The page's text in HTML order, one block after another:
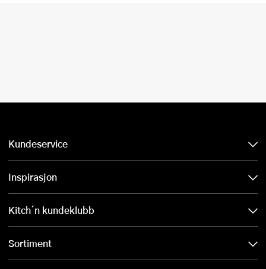
Kundeservice
Inspirasjon
Kitch´n kundeklubb
Sortiment